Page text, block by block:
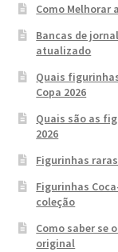
Como Melhorar
Bancas de
atualizado
Quais
Copa 2026
Quais são as
2026
Figurinhas
Figurinhas
coleção
Como saber se
original